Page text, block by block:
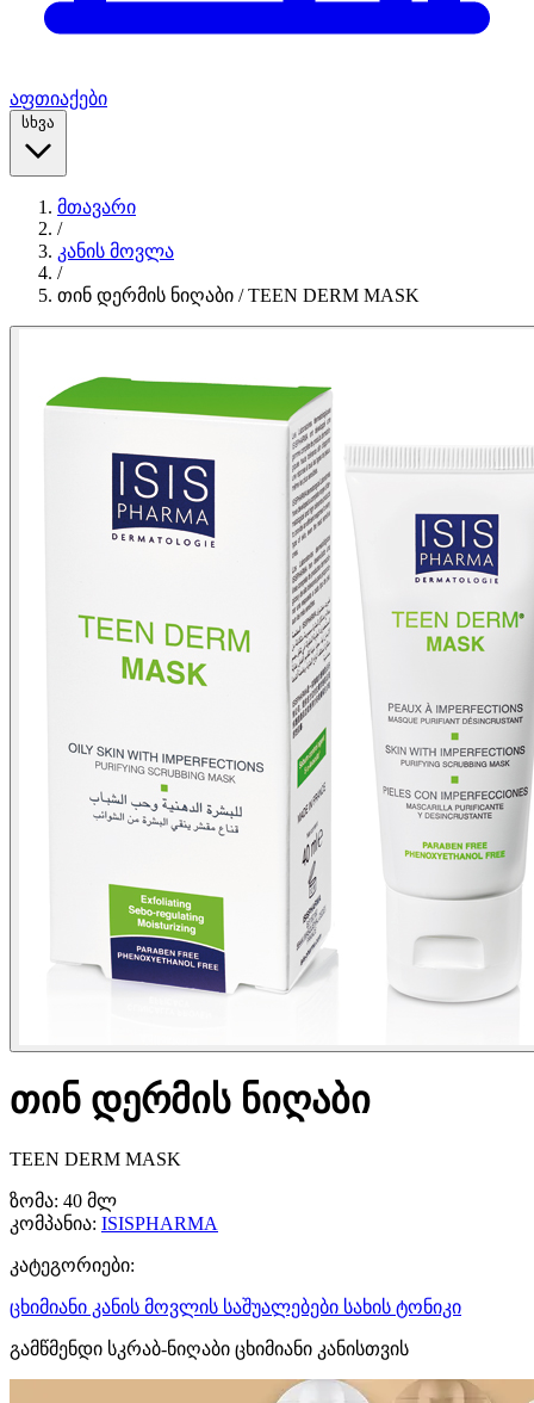
აფთიაქები
სხვა
მთავარი
/
კანის მოვლა
/
თინ დერმის ნიღაბი / TEEN DERM MASK
თინ დერმის ნიღაბი
TEEN DERM MASK
ზომა: 40 მლ
კომპანია: ISISPHARMA
კატეგორიები:
ცხიმიანი კანის მოვლის საშუალებები სახის ტონიკი
გამწმენდი სკრაბ-ნიღაბი ცხიმიანი კანისთვის